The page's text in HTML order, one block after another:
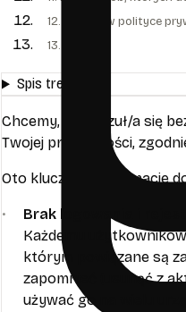
12. Zmiany w polityce
13. Kontakt
Spis treści
Chcemy, abyś czuł/a się
Twojej prywatności,
Oto kluczowe informacje
Brak logowania i
Każdemu
którym powiązane są
zapomnieć (usunąć z
używać go na wielu